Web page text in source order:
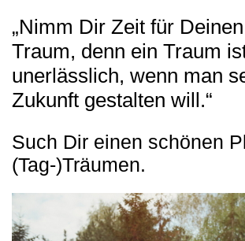
„Nimm Dir Zeit für
Traum, denn ein Traum
unerlässlich, wenn man
Zukunft gestalten will.“
Such Dir einen schönen
(Tag-)Träumen.